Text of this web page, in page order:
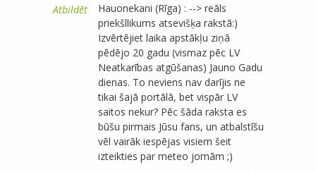
Atbildēt
Hauonekani (Rīga) : --> reāls
priekšllikums atsevišķa rakstā:)
Izvērtējiet laika apstākļu ziņā
pēdējo 20 gadu (vismaz pēc LV
Neatkarības atgūšanas) Jauno Gadu
dienas. To neviens nav darījis ne
tikai šajā portālā, bet vispār LV
saitos nekur? Pēc šāda raksta es
būšu pirmais Jūsu fans, un atbalstīšu
vēl vairāk iespējas visiem šeit
izteikties par meteo jomām ;)